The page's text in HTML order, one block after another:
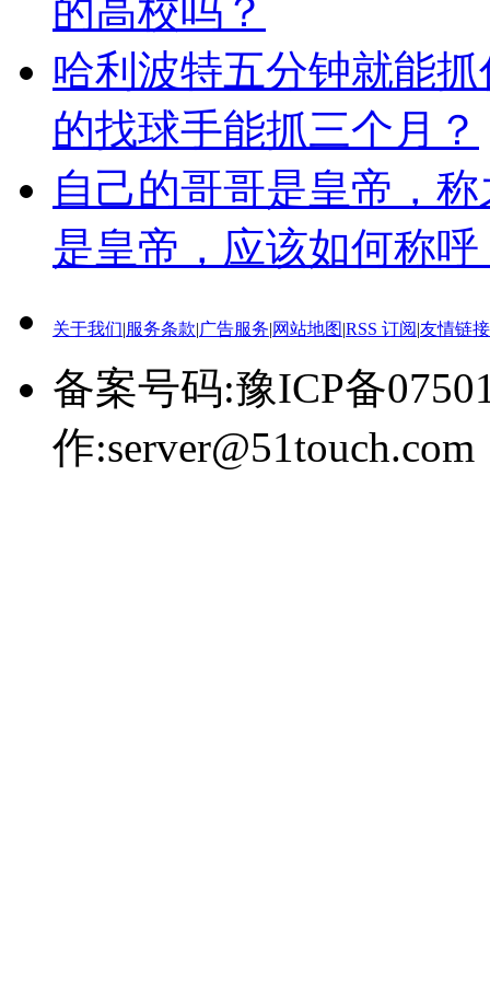
的高校吗？
哈利波特五分钟就能
的找球手能抓三个月？
自己的哥哥是皇帝，
是皇帝，应该如何称呼
关于我们|服务条款|广告服务|网站地图|RSS 订阅|友情链接
备案号码:豫ICP备
作:server@51touch.com